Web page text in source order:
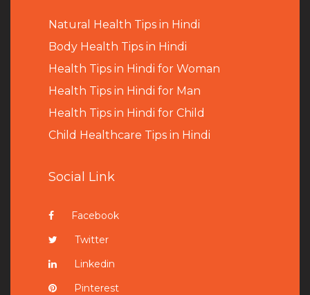
Natural Health Tips in Hindi
Body Health Tips in Hindi
Health Tips in Hindi for Woman
Health Tips in Hindi for Man
Health Tips in Hindi for Child
Child Healthcare Tips in Hindi
Social Link
Facebook
Twitter
Linkedin
Pinterest